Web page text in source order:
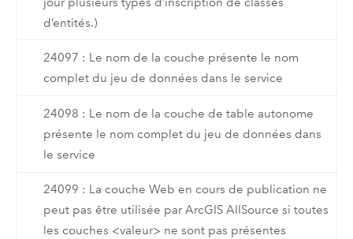
d’entités.)
24097 : Le nom de la couche présente le nom
complet du jeu de données dans le service
24098 : Le nom de la couche de table autonome
présente le nom complet du jeu de données dans
le service
24099 : La couche Web en cours de publication ne
peut pas être utilisée par ArcGIS AllSource si toutes
les couches <valeur> ne sont pas présentes